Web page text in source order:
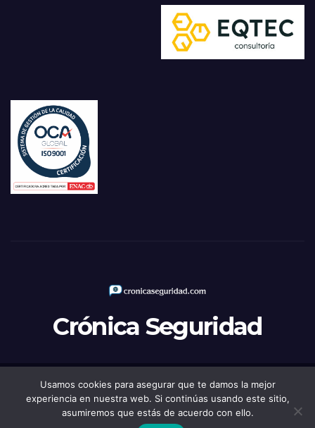
Crónica Seguridad
Funciona gracias a WordPress|Tema: Newsup deThemeansar
Aviso legal
Usamos cookies para asegurar que te damos la mejor
experiencia en nuestra web. Si continúas usando este sitio,
asumiremos que estás de acuerdo con ello.